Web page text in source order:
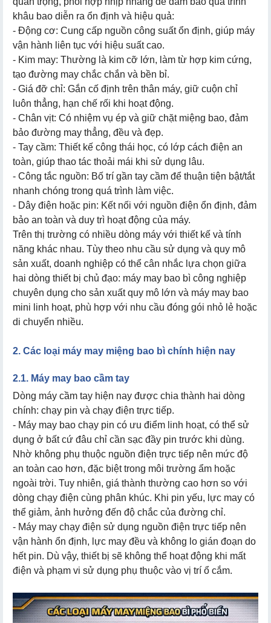
khâu bao diễn ra ổn định và hiệu quả:
- Động cơ: Cung cấp nguồn công suất ổn định, giúp máy
vận hành liên tục với hiệu suất cao.
- Kim may: Thường là kim cỡ lớn, làm từ hợp kim cứng,
tạo đường may chắc chắn và bền bỉ.
- Giá đỡ chỉ: Gắn cố định trên thân máy, giữ cuộn chỉ
luôn thẳng, hạn chế rối khi hoạt động.
- Chân vịt: Có nhiệm vụ ép và giữ chặt miệng bao, đảm
bảo đường may thẳng, đều và đẹp.
- Tay cầm: Thiết kế công thái học, có lớp cách điện an
toàn, giúp thao tác thoải mái khi sử dụng lâu.
- Công tắc nguồn: Bố trí gần tay cầm để thuận tiện bật/tắt
nhanh chóng trong quá trình làm việc.
- Dây điện hoặc pin: Kết nối với nguồn điện ổn định, đảm
bảo an toàn và duy trì hoạt động của máy.
Trên thị trường có nhiều dòng máy với thiết kế và tính
năng khác nhau. Tùy theo nhu cầu sử dụng và quy mô
sản xuất, doanh nghiệp có thể cân nhắc lựa chọn giữa
hai dòng thiết bị chủ đạo: máy may bao bì công nghiệp
chuyên dụng cho sản xuất quy mô lớn và máy may bao
mini linh hoạt, phù hợp với nhu cầu đóng gói nhỏ lẻ hoặc
di chuyển nhiều.
2. Các loại máy may miệng bao bì chính hiện nay
2.1. Máy may bao cầm tay
Dòng máy cầm tay hiện nay được chia thành hai dòng
chính: chạy pin và chạy điện trực tiếp.
- Máy may bao chạy pin có ưu điểm linh hoạt, có thể sử
dụng ở bất cứ đâu chỉ cần sạc đầy pin trước khi dùng.
Nhờ không phụ thuộc nguồn điện trực tiếp nên mức độ
an toàn cao hơn, đặc biệt trong môi trường ẩm hoặc
ngoài trời. Tuy nhiên, giá thành thường cao hơn so với
dòng chạy điện cùng phân khúc. Khi pin yếu, lực may có
thể giảm, ảnh hưởng đến độ chắc của đường chỉ.
- Máy may chạy điện sử dụng nguồn điện trực tiếp nên
vận hành ổn định, lực may đều và không lo gián đoạn do
hết pin. Dù vậy, thiết bị sẽ không thể hoạt động khi mất
điện và phạm vi sử dụng phụ thuộc vào vị trí ổ cắm.